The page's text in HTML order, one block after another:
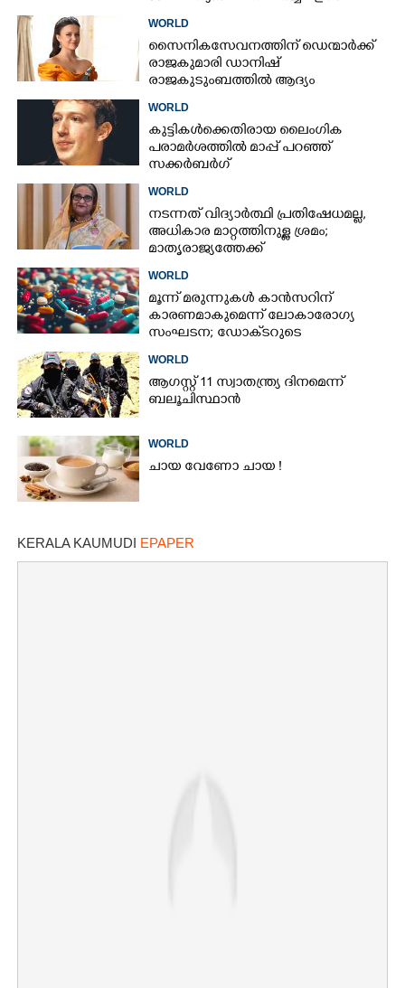
യു.എസിന് പങ്കില്ലെന്ന് ഇറാൻ
WORLD
സൈനികസേവനത്തിന് ഡെന്മാർക്ക്
രാജകുമാരി ഡാനിഷ്
രാജകുടുംബത്തിൽ ആദ്യം
WORLD
കുട്ടികൾക്കെതിരായ ലൈംഗിക
പരാമർശത്തിൽ മാപ്പ് പറഞ്ഞ്
സക്കർബർഗ്
WORLD
നടന്നത് വിദ്യാർത്ഥി പ്രതിഷേധമല്ല,​
അധികാര മാറ്റത്തിനുള്ള ശ്രമം;
മാതൃരാജ്യത്തേക്ക്
മടങ്ങിയെത്തുമെന്ന് ഷെയ്ഖ് ഹസീന
WORLD
മൂന്ന് മരുന്നുകൾ കാൻസറിന്
കാരണമാകുമെന്ന് ലോകാരോഗ്യ
സംഘടന; ഡോക്‌ടറുടെ
നിർദേശമില്ലാതെ നിർത്തരുതെന്ന്
മുന്നറിയിപ്പ്
WORLD
ആഗസ്റ്റ് 11 സ്വാതന്ത്ര്യ ദിനമെന്ന്
ബലൂചിസ്ഥാൻ
WORLD
ചായ വേണോ ചായ !
KERALA KAUMUDI EPAPER